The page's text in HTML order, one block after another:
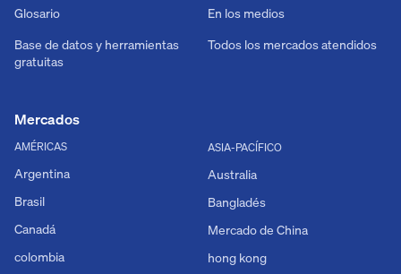
Glosario
Base de datos y herramientas
gratuitas
En los medios
Todos los mercados atendidos
Mercados
AMÉRICAS
Argentina
Brasil
Canadá
colombia
ASIA-PACÍFICO
Australia
Bangladés
Mercado de China
hong kong